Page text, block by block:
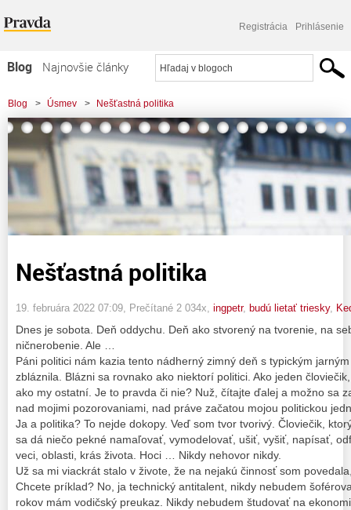
Registrácia Prihlásenie
Blog
Najnovšie články
Najčítanejšie články
Najkomentovanejšie články
Zoznam blogov
Komerčné blogy
Blog > Úsmev > Nešťastná politika
Nešťastná politika
19. februára 2022 07:09 , Prečítané 2 034x, ingpetr, budú lietať triesky,
Dnes je sobota. Deň oddychu. Deň ako stvorený na tvorenie, na
ničnerobenie. Ale …
Páni politici nám kazia tento nádherný zimný deň s typickým
zbláznila. Blázni sa rovnako ako niektorí politici. Ako jeden
ako my ostatní. Je to pravda či nie? Nuž, čítajte ďalej a možno sa
nad mojimi pozorovaniami, nad práve začatou mojou politickou
Ja a politika? To nejde dokopy. Veď som tvor tvorivý. Človiečik,
sa dá niečo pekné namaľovať, vymodelovať, ušiť, vyšiť, napísať,
veci, oblasti, krás života. Hoci … Nikdy nehovor nikdy.
Už sa mi viackrát stalo v živote, že na nejakú činnosť som
Chcete príklad? No, ja technický antitalent, nikdy nebudem
rokov mám vodičský preukaz. Nikdy nebudem študovať na